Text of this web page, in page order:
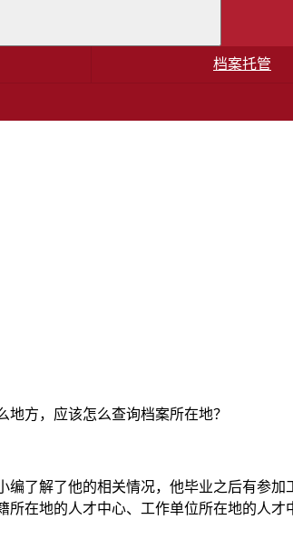
档案托管
方，应该怎么查询档案所在地？
了解了他的相关情况，他毕业之后有参
在地的人才中心、工作单位所在地的人